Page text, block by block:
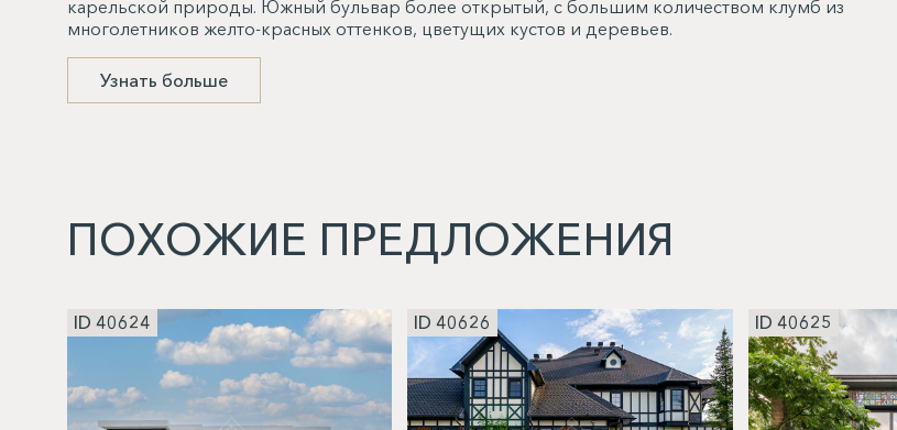
карельской природы. Южный бульвар более открытый, с большим количеством клумб из
многолетников желто-красных оттенков, цветущих кустов и деревьев.
Узнать больше
ПОХОЖИЕ ПРЕДЛОЖЕНИЯ
ID 40624 ID 40626 ID 40625